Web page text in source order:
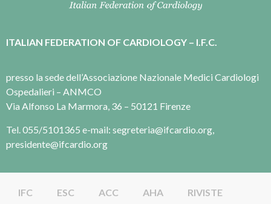
ITALIAN FEDERATION OF CARDIOLOGY – I.F.C.
presso la sede dell’Associazione Nazionale Medici Cardiologi
Ospedalieri – ANMCO
Via Alfonso La Marmora, 36 – 50121 Firenze
Tel. 055/5101365 e-mail: segreteria@ifcardio.org,
presidente@ifcardio.org
IFC ESC ACC AHA RIVISTE